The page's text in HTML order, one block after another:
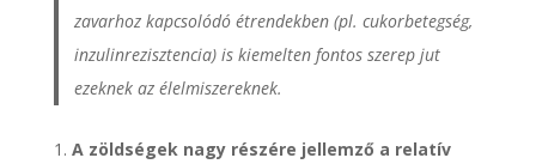
zavarhoz kapcsolódó étrendekben (pl. cukorbetegség,
inzulinrezisztencia) is kiemelten fontos szerep jut
ezeknek az élelmiszereknek.
A zöldségek nagy részére jellemző a relatív